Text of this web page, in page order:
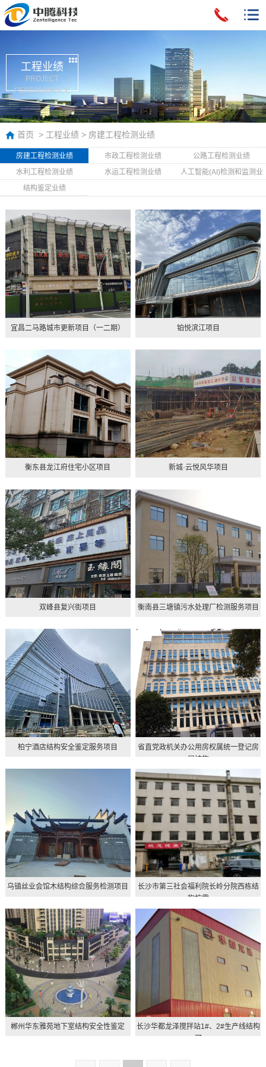
工程业绩
PROJECT
PERFORMANCE
首页 > 工程业绩> 房建工程检测业绩
房建工程检测业绩 市政工程检测业绩
公路工程检测业绩
水利工程检测业绩
水运工程检测业绩
人工智能(AI)检测和监测业
结构鉴定业绩
宜昌二马路城市更新项目（一二期） 铂悦滨江项目
衡东县龙江府住宅小区项目 新城·云悦风华项目
双峰县复兴街项目 衡南县三塘镇污水处理厂检测服务项目
柏宁酒店结构安全鉴定服务项目
省直党政机关办公用房权属统一登记房
屋结构
乌镇丝业会馆木结构综合服务检测项目
长沙市第三社会福利院长岭分院西栋结
构抗震
郴州华东雅苑地下室结构安全性鉴定
长沙华都龙泽搅拌站1#、2#生产线结构
可